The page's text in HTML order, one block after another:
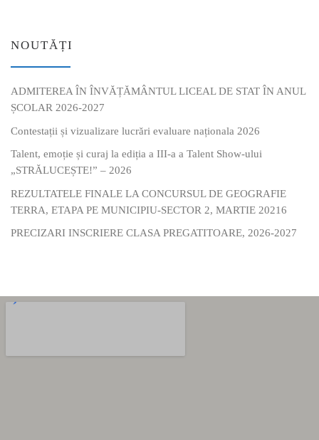
NOUTĂȚI
ADMITEREA ÎN ÎNVĂȚĂMÂNTUL LICEAL DE STAT ÎN ANUL
ȘCOLAR 2026-2027
Contestații și vizualizare lucrări evaluare naționala 2026
Talent, emoție și curaj la ediția a III-a a Talent Show-ului
„STRĂLUCEȘTE!” – 2026
REZULTATELE FINALE LA CONCURSUL DE GEOGRAFIE
TERRA, ETAPA PE MUNICIPIU-SECTOR 2, MARTIE 20216
PRECIZARI INSCRIERE CLASA PREGATITOARE, 2026-2027